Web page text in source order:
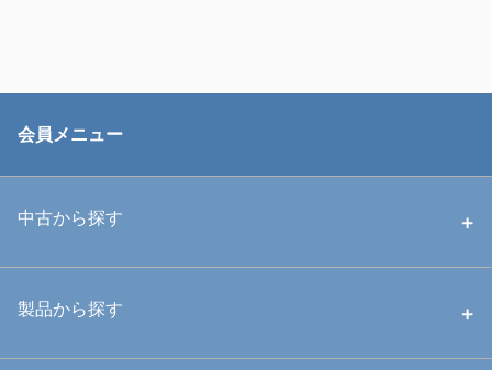
会員メニュー
中古から探す
中古ハウジング
製品から探す